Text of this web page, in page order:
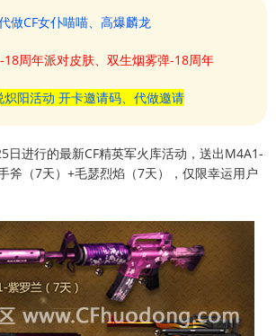
做CF女仆喵喵、高爆麟龙
18周年派对皮肤、双生烟雾弹-18周年
炽阳活动 开卡邀请码、代做邀请
日进行的最新CF精英军火库活动，送出M4A1-
斧（7天）+毛瑟烈焰（7天），仅限幸运用户